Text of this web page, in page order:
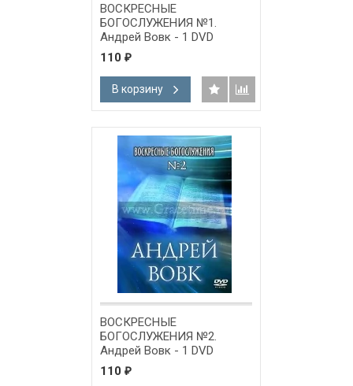
ВОСКРЕСНЫЕ
БОГОСЛУЖЕНИЯ №1.
Андрей Вовк - 1 DVD
110 ₽
В корзину
ВОСКРЕСНЫЕ
БОГОСЛУЖЕНИЯ №2.
Андрей Вовк - 1 DVD
110 ₽